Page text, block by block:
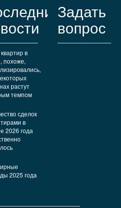
в
похоже,
растут
темпом
сделок
в
2026 года
2025 года
Задать
вопрос